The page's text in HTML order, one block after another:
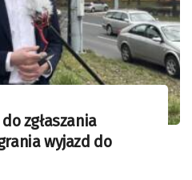
zgłaszania
wyjazd do